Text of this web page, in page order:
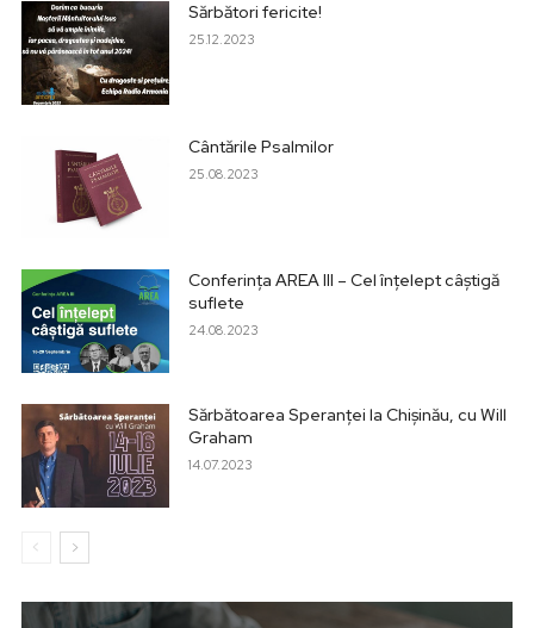
Sărbători fericite!
25.12.2023
Cântările Psalmilor
25.08.2023
Conferința AREA III – Cel înțelept câștigă
suflete
24.08.2023
Sărbătoarea Speranței la Chișinău, cu Will
Graham
14.07.2023